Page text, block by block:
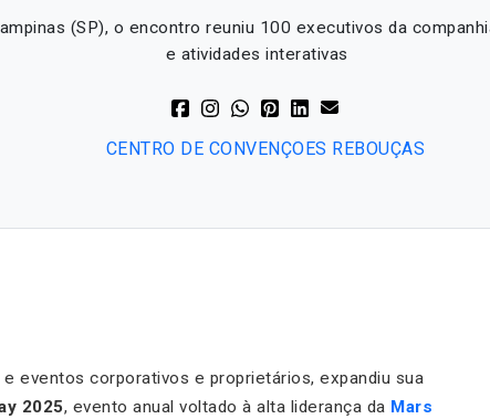
(SP), o encontro reuniu 100 executivos da
e atividades interativas
eventos corporativos e proprietários, expandiu sua
2025, evento anual voltado à alta liderança da Mars